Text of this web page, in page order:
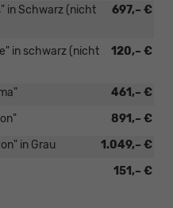
697,– €
in Schwarz (nicht
120,– €
in schwarz (nicht
461,– €
891,– €
1.049,– €
in Grau
151,– €